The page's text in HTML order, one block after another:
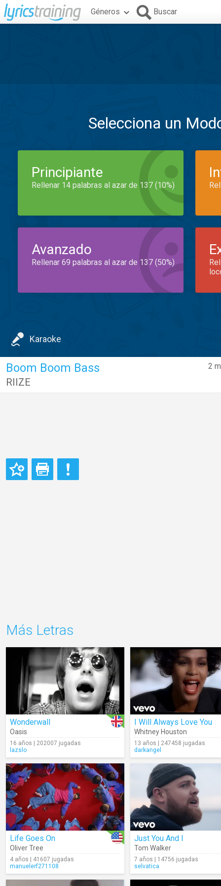
Géneros Buscar
Selecciona un
Principiante
Rellenar 14 palabras al azar de 137 (10%)
Avanzado
Rellenar 69 palabras al azar de 137 (50%)
Karaoke
2
Boom Boom Bass
RIIZE
Más Letras
Wonderwall
Oasis
16 años | 202007 jugadas
lazslo
I Will Always Love You
Whitney Houston
13 años | 247458 jugadas
darkangel
Life Goes On
Oliver Tree
4 años | 41607 jugadas
manuelerf271108
Just You And I
Tom Walker
7 años | 14756 jugadas
selvatica